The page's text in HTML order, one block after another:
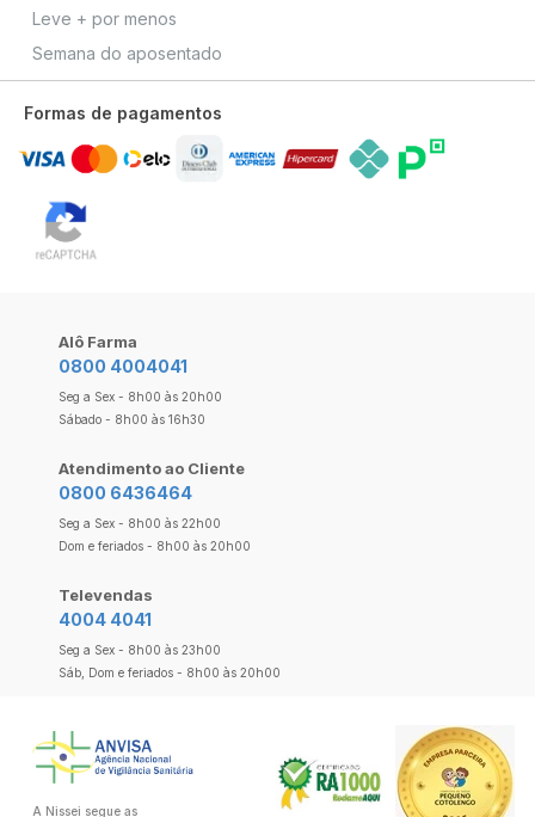
Leve + por menos
Semana do aposentado
Formas de pagamentos
Alô Farma
0800 4004041
Seg a Sex - 8h00 às 20h00
Sábado - 8h00 às 16h30
Atendimento ao Cliente
0800 6436464
Seg a Sex - 8h00 às 22h00
Dom e feriados - 8h00 às 20h00
Televendas
4004 4041
Seg a Sex - 8h00 às 23h00
Sáb, Dom e feriados - 8h00 às 20h00
A Nissei segue as